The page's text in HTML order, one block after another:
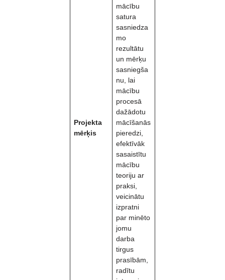
Projekta
mērķis
mācību
satura
sasniedza
mo
rezultātu
un mērķu
sasniegša
nu, lai
mācību
procesā
dažādotu
mācīšanās
pieredzi,
efektīvāk
sasaistītu
mācību
teoriju ar
praksi,
veicinātu
izpratni
par minēto
jomu
darba
tirgus
prasībām,
radītu